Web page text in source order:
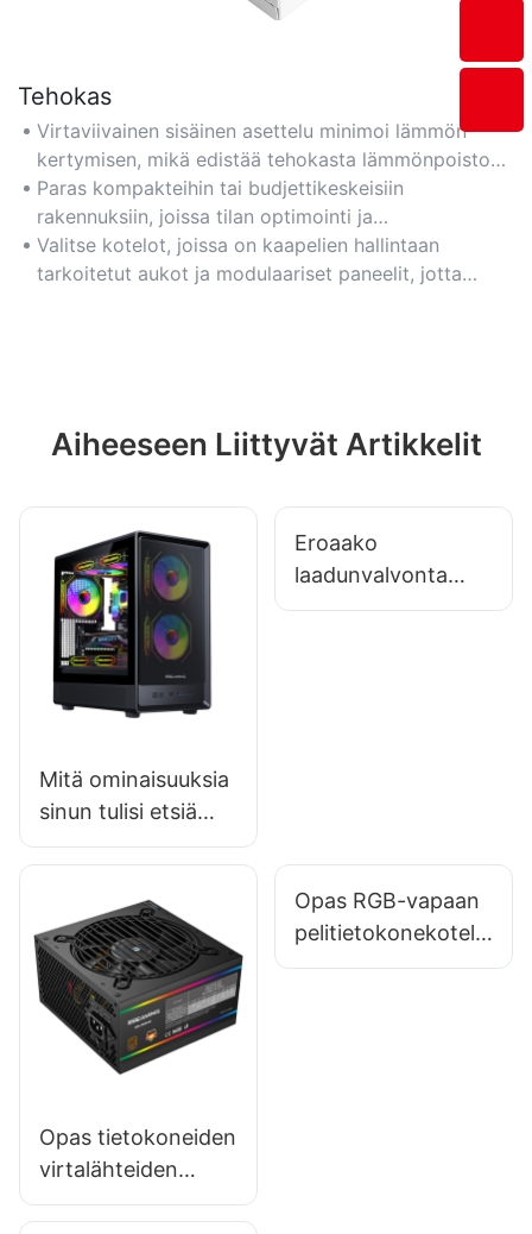
Tehokas
Virtaviivainen sisäinen asettelu minimoi lämmön
kertymisen, mikä edistää tehokasta lämmönpoistoa
ilmajäähdytteisissä komponenteissa.
Paras kompakteihin tai budjettikeskeisiin
rakennuksiin, joissa tilan optimointi ja
jäähdytystehokkuus ovat tasapainossa.
Valitse kotelot, joissa on kaapelien hallintaan
tarkoitetut aukot ja modulaariset paneelit, jotta
Aiheeseen Liittyvät Artikkelit
Mitä ominaisuuksia
sinun tulisi etsiä
budjettiystävällisest
kotelosta?
Eroaako
laadunvalvonta
pelilisävarusteiden
Opas tietokoneiden
virtalähteiden
turvallisuussertifika
Opas RGB-vapaan
pelitietokonekotelo
n valintaan